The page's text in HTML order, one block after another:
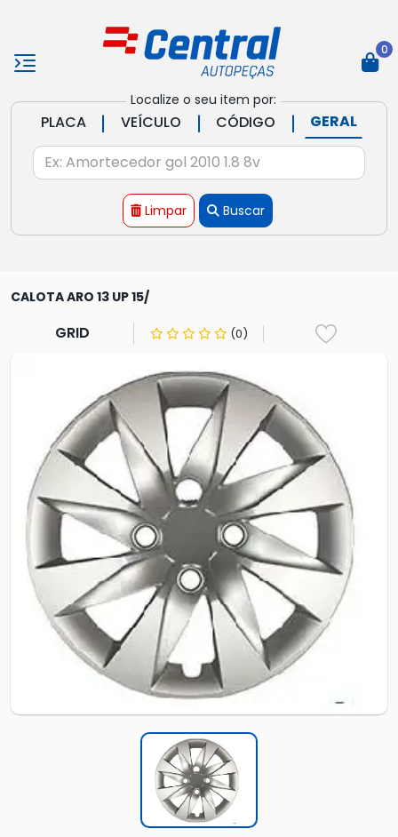
Localize o seu item por:
PLACA | VEÍCULO | CÓDIGO | GERAL
Limpar Buscar
0
CALOTA ARO 13 UP 15/
GRID (0)